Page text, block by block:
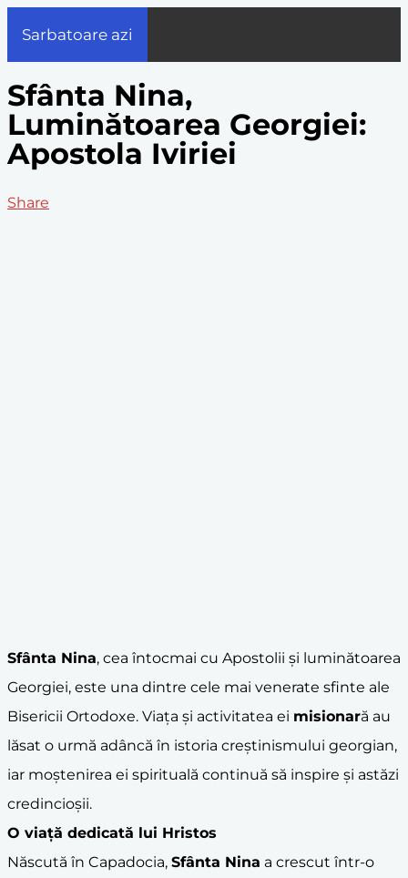
Sarbatoare azi
Sfânta Nina,
Luminătoarea Georgiei:
Apostola Iviriei
Share
Sfânta Nina, cea întocmai cu Apostolii și luminătoarea
Georgiei, este una dintre cele mai venerate sfinte ale
Bisericii Ortodoxe. Viața și activitatea ei misionară au
lăsat o urmă adâncă în istoria creștinismului georgian,
iar moștenirea ei spirituală continuă să inspire și astăzi
credincioșii.
O viață dedicată lui Hristos
Născută în Capadocia, Sfânta Nina a crescut într-o